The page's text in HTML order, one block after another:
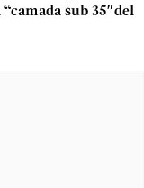
sub 35″del